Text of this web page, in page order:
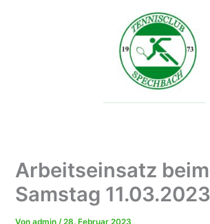
Arbeitseinsatz
Samstag 11.03.2023